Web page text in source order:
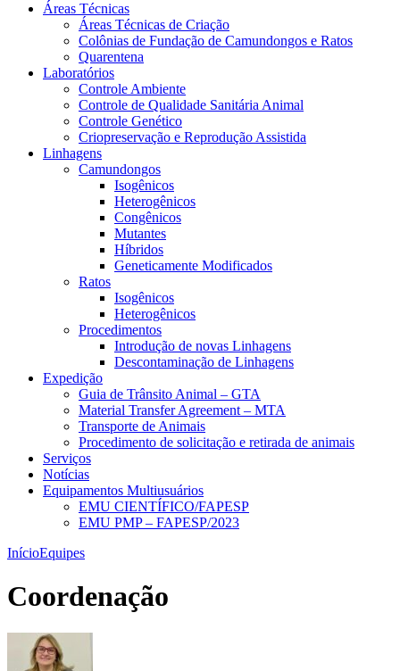
Áreas Técnicas
Áreas Técnicas de Criação
Colônias de Fundação de Camundongos e Ratos
Quarentena
Laboratórios
Controle Ambiente
Controle de Qualidade Sanitária Animal
Controle Genético
Criopreservação e Reprodução Assistida
Linhagens
Camundongos
Isogênicos
Heterogênicos
Congênicos
Mutantes
Híbridos
Geneticamente Modificados
Ratos
Isogênicos
Heterogênicos
Procedimentos
Introdução de novas Linhagens
Descontaminação de Linhagens
Expedição
Guia de Trânsito Animal – GTA
Material Transfer Agreement – MTA
Transporte de Animais
Procedimento de solicitação e retirada de animais
Serviços
Notícias
Equipamentos Multiusuários
EMU CIENTÍFICO/FAPESP
EMU PMP – FAPESP/2023
InícioEquipes
Coordenação